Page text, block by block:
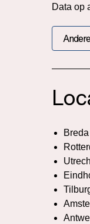
Data op
Breda